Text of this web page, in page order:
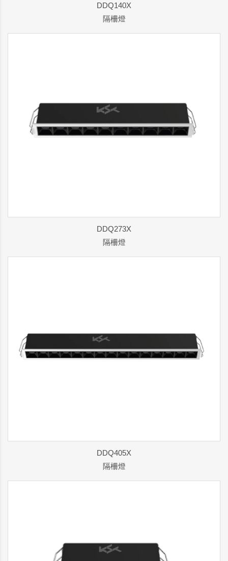
DDQ140X
隔柵燈
DDQ273X
隔柵燈
DDQ405X
隔柵燈